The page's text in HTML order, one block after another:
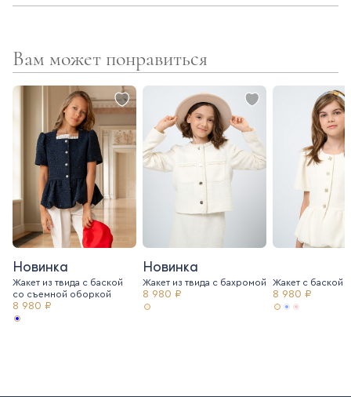
- пояс для регулировки посадки
- расклешенная юбка
Вам может понравиться
Новинка
Жакет из твида с баской
со съемной оборкой
8 980 ₽
Новинка
Жакет из твида c бахромой
8 980 ₽
Жакет с баской
8 980 ₽